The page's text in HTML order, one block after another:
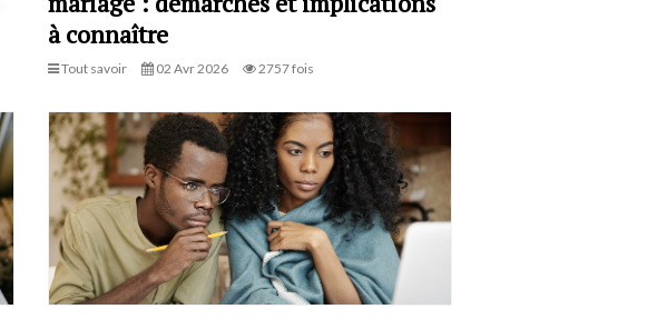
à connaître
Tout savoir 02 Avr 2026 2757 fois